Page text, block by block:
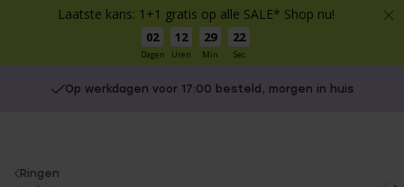
Laatste kans: 1+1 gratis op alle SALE* Shop nu!
02
Dagen
12
Uren
29
Min
22
Sec
Op werkdagen voor 17:00 besteld, morgen in huis
You
Ringen